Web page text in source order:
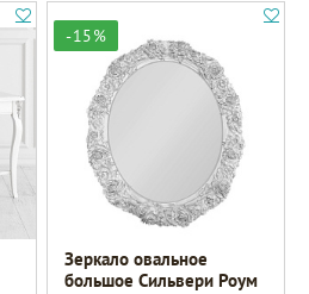
-15%
Зеркало овальное
большое Сильвери Роум